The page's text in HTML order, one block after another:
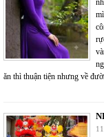
ăn thì thuận tiện nhưng về